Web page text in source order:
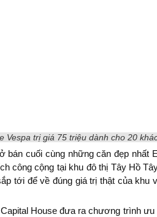
trị giá 75 triệu dành cho 20
bán cuối cùng những căn đẹp nhất
công cộng tại khu đô thị Tây Hồ
tới để về đúng giá trị thật của
House đưa ra chương trình